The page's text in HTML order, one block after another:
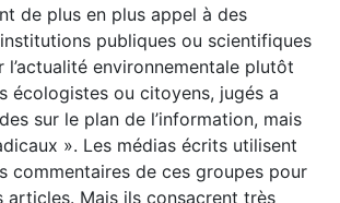
de plus en plus appel à des
publiques ou scientifiques
l’actualité environnementale plutôt
écologistes ou citoyens, jugés a
sur le plan de l’information, mais
». Les médias écrits utilisent
commentaires de ces groupes pour
articles. Mais ils consacrent très